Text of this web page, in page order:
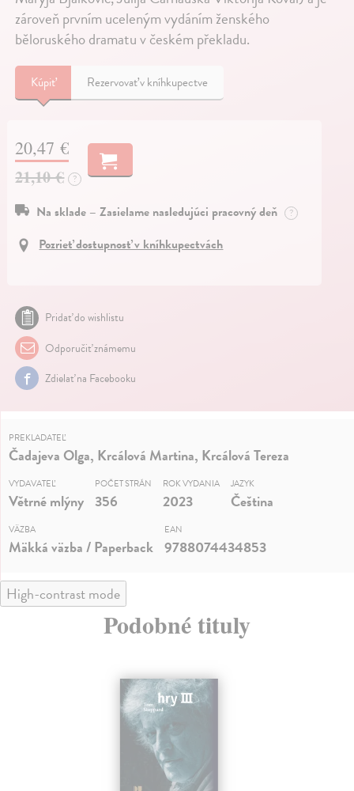
zároveň prvním uceleným vydáním ženského
běloruského dramatu v českém překladu.
Kúpiť Rezervovať v kníhkupectve
20,47 €
21,10 €
?
Na sklade – Zasielame nasledujúci pracovný deň ?
Pozrieť dostupnosť v kníhkupectvách
Pridať do wishlistu
Odporučiť známemu
Zdielať na Facebooku
PREKLADATEĽ
Čadajeva Olga, Krcálová Martina, Krcálová Tereza
VYDAVATEĽ
Větrné mlýny
POČET STRÁN
356
ROK VYDANIA
2023
JAZYK
Čeština
VÄZBA
Mäkká väzba / Paperback
EAN
9788074434853
High-contrast mode
Podobné tituly